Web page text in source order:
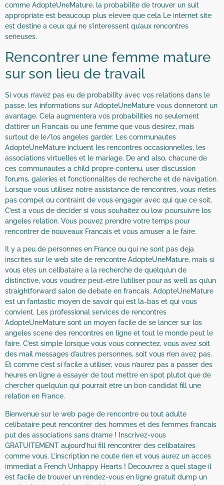
comme AdopteUneMature, la probabilite de trouver un suit
appropriate est beaucoup plus elevee que cela Le internet site
est destine a ceux qui ne s’interessent qu’aux rencontres
serieuses.
Rencontrer une femme mature
sur son lieu de travail
Si vous n’avez pas eu de probability avec vos relations dans le
passe, les informations sur AdopteUneMature vous donneront un
avantage. Cela augmentera vos probabilities no seulement
d’attirer un Francais ou une femme que vous desirez, mais
surtout de le/los angeles garder. Les communautes
AdopteUneMature incluent les rencontres occasionnelles, les
associations virtuelles et le mariage. De and also, chacune de
ces communautes a child propre contenu, user discussion
forums, galeries et fonctionnalites de recherche et de navigation.
Lorsque vous utilisez notre assistance de rencontres, vous n’etes
pas compel ou contraint de vous engager avec qui que ce soit.
C’est a vous de decider si vous souhaitez ou low poursuivre los
angeles relation. Vous pouvez prendre votre temps pour
rencontrer de nouveaux Francais et vous amuser a le faire.
Il y a peu de personnes en France ou qui ne sont pas deja
inscrites sur le web site de rencontre AdopteUneMature, mais si
vous etes un celibataire a la recherche de quelqu’un de
distinctive, vous voudrez peut-etre l’utiliser pour as well as qu’un
straightforward salon de debate en francais. AdopteUneMature
est un fantastic moyen de savoir qui est la-bas et qui vous
convient. Les professional services de rencontres
AdopteUneMature sont un moyen facile de se lancer sur los
angeles scene des rencontres en ligne et tout le monde peut le
faire. C’est simple lorsque vous vous connectez, vous avez soit
des mail messages d’autres personnes, soit vous n’en avez pas.
Et comme c’est si facile a utiliser, vous n’aurez pas a passer des
heures en ligne a essayer de tout mettre en spot plutot que de
chercher quelqu’un qui pourrait etre un bon candidat fill une
relation en France.
Bienvenue sur le web page de rencontre ou tout adulte
celibataire peut rencontrer des hommes et des femmes francais
put des associations sans drame ! Inscrivez-vous
GRATUITEMENT aujourd’hui fill rencontrer des celibataires
comme vous. L’inscription ne coute rien et vous aurez un acces
immediat a French Unhappy Hearts ! Decouvrez a quel stage il
est facile de trouver un rendez-vous en ligne gratuit dump un